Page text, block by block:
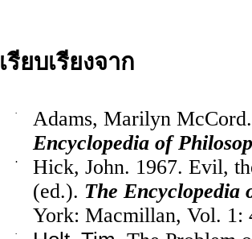
เรียบเรียงจาก
·
Adams, Marilyn
Encyclopedia of
·
Hick, John. 1967. Evil,
(ed.). The Encyclopedia
York: Macmillan, Vol. 1:
·